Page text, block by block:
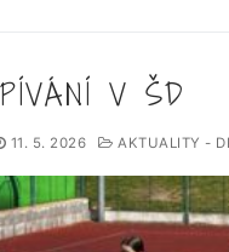
V ŠD
11. 5. 2026 AKTUALITY -